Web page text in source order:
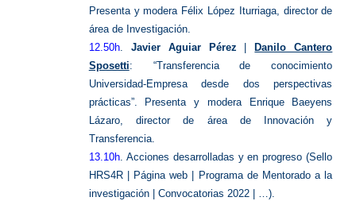
Presenta y modera Félix López Iturriaga, director de
área de Investigación.
12.50h. Javier Aguiar Pérez
Danilo Cantero
Sposetti: “Transferencia de conocimiento
Universidad-Empresa desde dos perspectivas
prácticas”. Presenta y modera Enrique Baeyens
Lázaro, director de área de Innovación y
Transferencia.
13.10h. Acciones desarrolladas y en progreso (Sello
HRS4R | Página web | Programa de Mentorado a la
investigación | Convocatorias 2022 | …).